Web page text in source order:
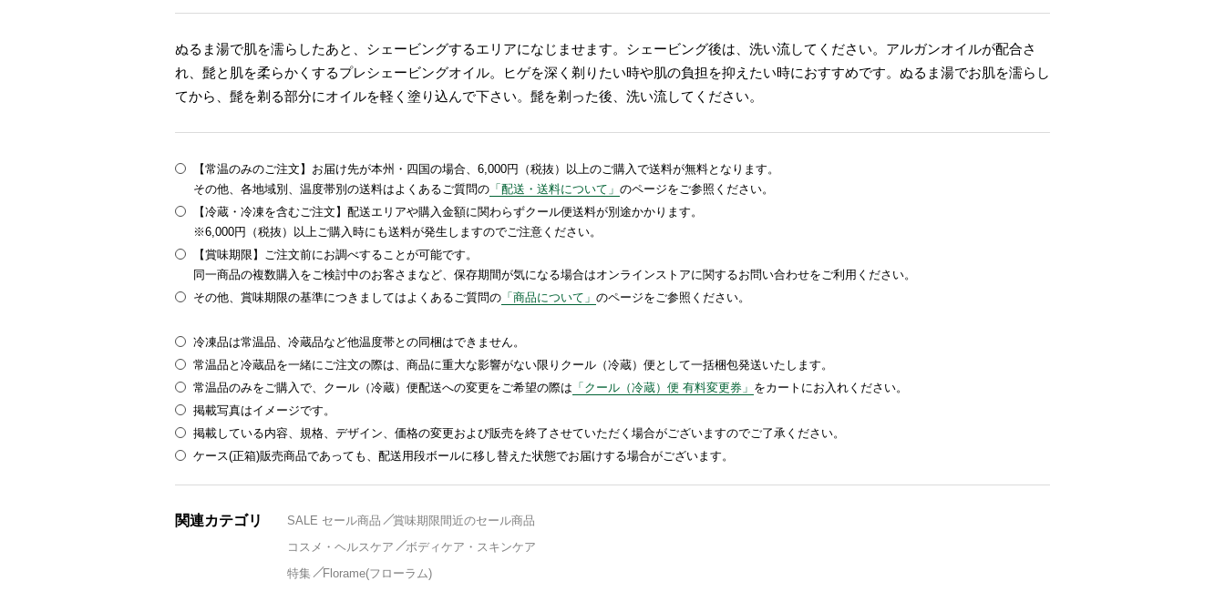
ぬるま湯で肌を濡らしたあと、シェービングするエリアになじませます。シェービング後は、洗い流してください。アルガンオイルが配合さ
れ、髭と肌を柔らかくするプレシェービングオイル。ヒゲを深く剃りたい時や肌の負担を抑えたい時におすすめです。ぬるま湯でお肌を濡らし
てから、髭を剃る部分にオイルを軽く塗り込んで下さい。髭を剃った後、洗い流してください。
【常温のみのご注文】お届け先が本州・四国の場合、6,000円（税抜）以上のご購入で送料が無料となります。
その他、各地域別、温度帯別の送料はよくあるご質問の 「配送・送料について」 のページをご参照ください。
【冷蔵・冷凍を含むご注文】配送エリアや購入金額に関わらずクール便送料が別途かかります。
※6,000円（税抜）以上ご購入時にも送料が発生しますのでご注意ください。
【賞味期限】ご注文前にお調べすることが可能です。
同一商品の複数購入をご検討中のお客さまなど、保存期間が気になる場合はオンラインストアに関するお問い合わせをご利用ください。
その他、賞味期限の基準につきましてはよくあるご質問の 「商品について」 のページをご参照ください。
冷凍品は常温品、冷蔵品など他温度帯との同梱はできません。
常温品と冷蔵品を一緒にご注文の際は、商品に重大な影響がない限りクール（冷蔵）便として一括梱包発送いたします。
常温品のみをご購入で、クール（冷蔵）便配送への変更をご希望の際は 「クール（冷蔵）便 有料変更券」 をカートにお入れください。
掲載写真はイメージです。
掲載している内容、規格、デザイン、価格の変更および販売を終了させていただく場合がございますのでご了承ください。
ケース(正箱)販売商品であっても、配送用段ボールに移し替えた状態でお届けする場合がございます。
関連カテゴリ SALE セール商品
賞味期限間近のセール商品
コスメ・ヘルスケア
ボディケア・スキンケア
特集
Florame(フローラム)